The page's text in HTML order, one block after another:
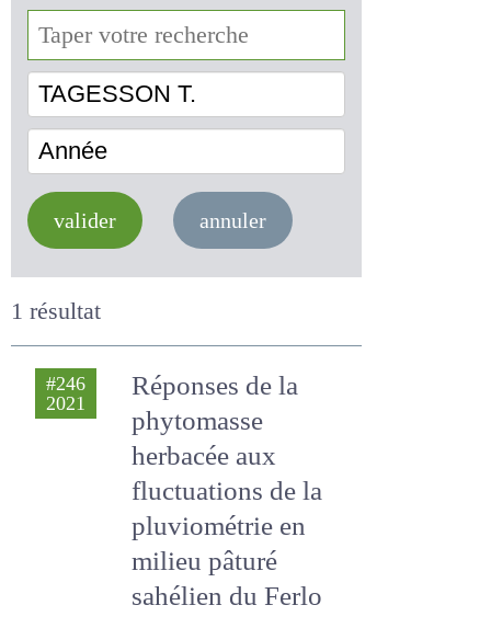
TAGESSON T.
valider annuler
1 résultat
#246
Réponses de la
phytomasse
herbacée aux
fluctuations de la
pluviométrie en
milieu pâturé